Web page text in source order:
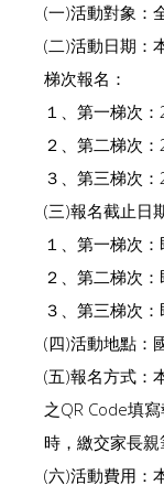
(一)活動對象：
(二)活動日期：
梯次報名：
１、第一梯次
２、第二梯次
３、第三梯次
(三)報名截止日
１、第一梯次
２、第二梯次
３、第三梯次
(四)活動地點：
(五)報名方式：
之QR Code填
時，繳交家長親
(六)活動費用：